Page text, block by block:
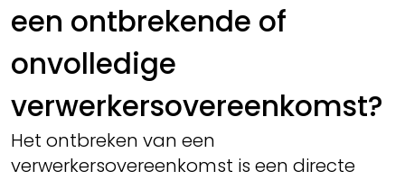
een ontbrekende of
onvolledige
verwerkersovereenkomst?
Het ontbreken van een
verwerkersovereenkomst is een directe